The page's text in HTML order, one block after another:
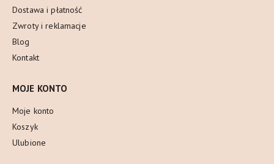
Dostawa i płatność
Zwroty i reklamacje
Blog
Kontakt
MOJE KONTO
Moje konto
Koszyk
Ulubione